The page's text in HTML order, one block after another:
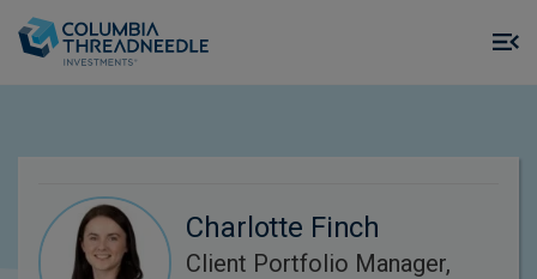
Charlotte Finch
Client Portfolio Manager,